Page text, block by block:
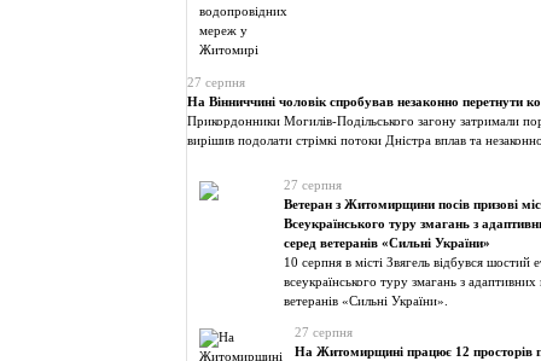
27 серпня
На Вінниччині чоловік спробував незаконно перетнути
Прикордонники Могилів-Подільського загону затримали
вирішив подолати стрімкі потоки Дністра вплав та
27 серпня
Ветеран з Житомирщини посів призові
Всеукраїнського туру змагань з
серед ветеранів «Сильні України»
10 серпня в місті Звягель відбувся шостий
всеукраїнського туру змагань з
ветеранів «Сильні України».
27 серпня
На Житомирщині працює 12 просторів